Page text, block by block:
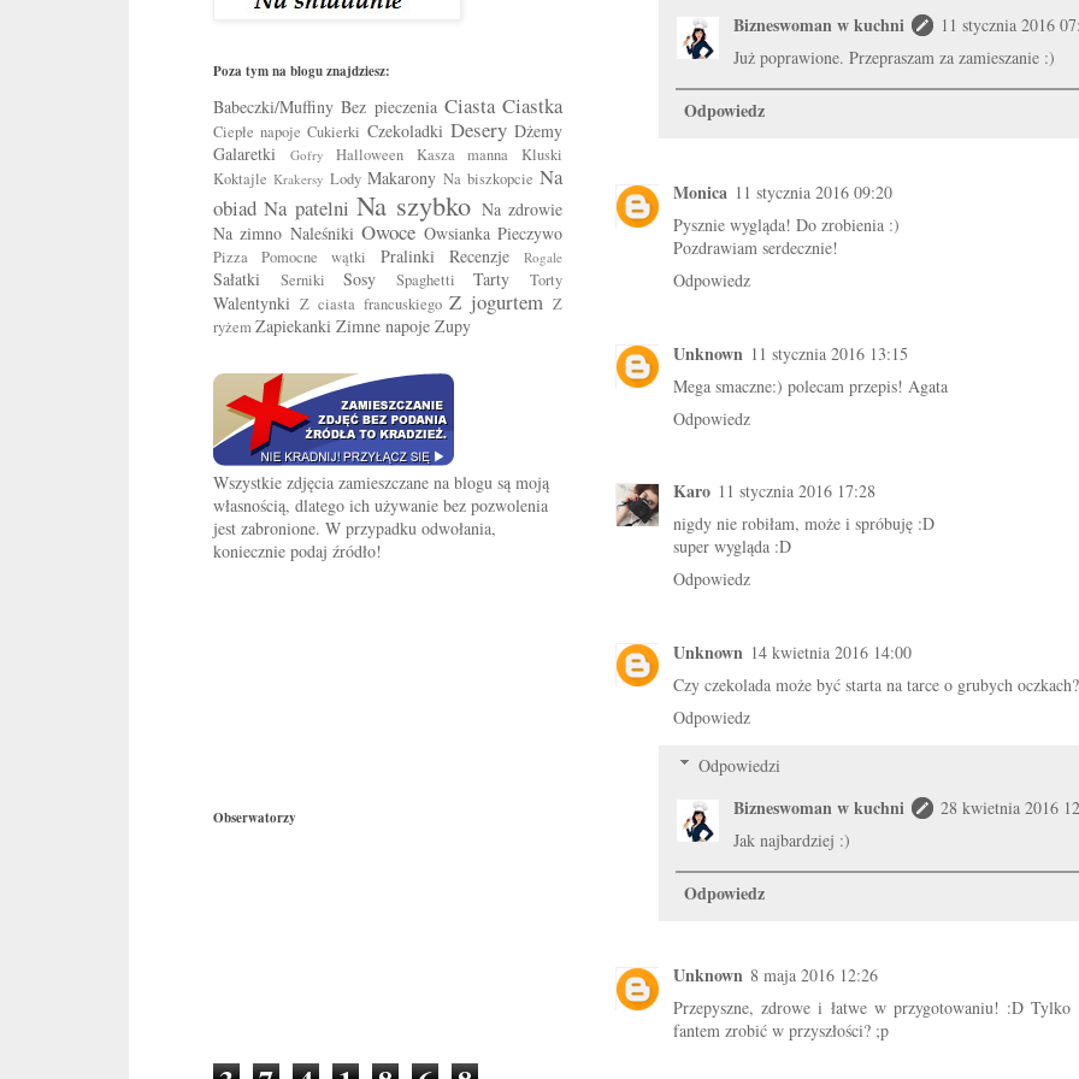
Bizneswoman w kuchni
11 stycznia 2016
Już poprawione. Przepraszam za zamieszanie :)
Odpowiedz
Monica 11 stycznia 2016 09:20
Pysznie wygląda! Do zrobienia :)
Pozdrawiam serdecznie!
Odpowiedz
Unknown 11 stycznia 2016 13:15
Mega smaczne:) polecam przepis! Agata
Odpowiedz
Karo 11 stycznia 2016 17:28
nigdy nie robiłam, może i spróbuję :D
super wygląda :D
Odpowiedz
Unknown 14 kwietnia 2016 14:00
Czy czekolada może być starta na tarce o grubych oczkach?
Odpowiedz
Odpowiedzi
Bizneswoman w kuchni
28 kwietnia 2016
Jak najbardziej :)
Odpowiedz
Unknown 8 maja 2016 12:26
Przepyszne, zdrowe i łatwe w przygotowaniu! :D Tylko
fantem zrobić w przyszłości? ;p
Poza tym na blogu znajdziesz:
Babeczki/Muffiny Bez pieczenia Ciasta Ciastka
Ciepłe napoje Cukierki Czekoladki Desery Dżemy
Galaretki
Gofry Halloween Kasza manna
Kluski
Koktajle Krakersy Lody Makarony Na biszkopcie Na
obiad Na patelni Na szybko Na zdrowie
Na zimno Naleśniki Owoce Owsianka Pieczywo
Pizza Pomocne wątki Pralinki Recenzje Rogale
Sałatki Serniki Sosy Spaghetti Tarty Torty
Walentynki Z ciasta francuskiego Z jogurtem Z
ryżemZapiekanki Zimne napoje Zupy
Wszystkie zdjęcia zamieszczane na blogu są moją
własnością, dlatego ich używanie bez pozwolenia
jest zabronione. W przypadku odwołania,
koniecznie podaj źródło!
Obserwatorzy